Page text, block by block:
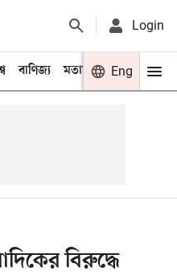
Login
বাণিজ্য মতামত খেলা
Eng
বিরুদ্ধে